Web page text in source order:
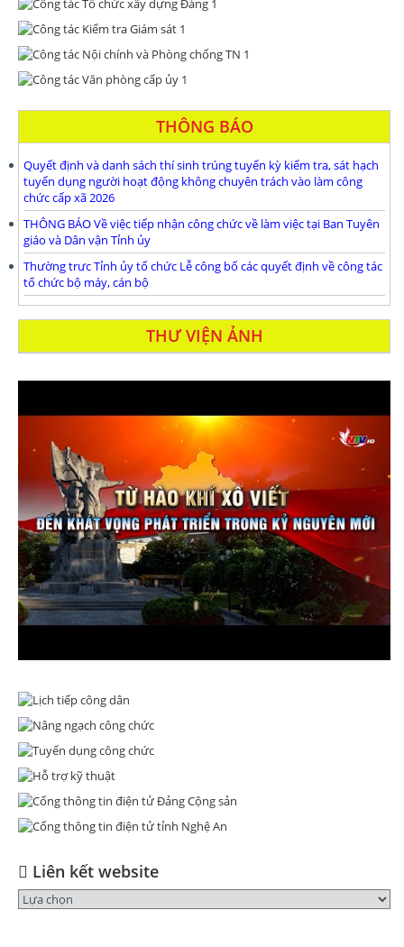
THÔNG BÁO
Quyết định và danh sách thí sinh trúng tuyển kỳ kiểm tra, sát hạch
tuyển dụng người hoạt động không chuyên trách vào làm công
chức cấp xã 2026
THÔNG BÁO Về việc tiếp nhận công chức về làm việc tại Ban Tuyên
giáo và Dân vận Tỉnh ủy
Thường trưc Tỉnh ủy tổ chức Lễ công bố các quyết định về công tác
tổ chức bộ máy, cán bộ
THƯ VIỆN ẢNH
Liên kết website